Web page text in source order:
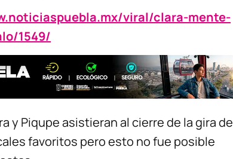
viral/clara-mente-
1549/
y Piqupe asistieran al cierre de la gira de
favoritos pero esto no fue posible